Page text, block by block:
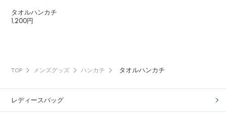
タオルハンカチ
1,200円
TOP メンズグッズ ハンカチ タオルハンカチ
レディースバッグ